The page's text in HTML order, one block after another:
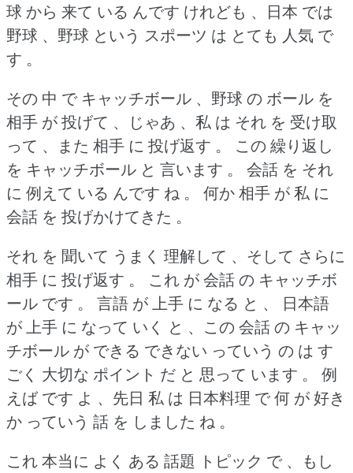
球 から 来て いる んです けれども 、日本 では
野球 、野球 という スポーツ は とても 人気 で
す 。
その 中 で キャッチボール 、野球 の ボール を
相手 が 投げて 、じゃあ 、私 は それ を 受け取
って 、また 相手 に 投げ返す 。
この 繰り返し
を キャッチボール と 言います 。
会話 を それ
に 例えて いる んです ね 。
何か 相手 が 私 に
会話 を 投げかけてきた 。
それ を 聞いて うまく 理解して 、そして さらに
相手 に 投げ返す 。
これ が 会話 の キャッチボ
ール です 。
言語 が 上手 に なる と 、 日本語
が 上手 に なって いく と 、この 会話 の キャッ
チボール が できる できない っていう の は す
ごく 大切な ポイント だ と 思って います 。
例
えば です よ 、先日 私 は 日本料理 で 何 が 好き
か っていう 話 を しました ね 。
これ 本当に よく ある 話題 トピック で 、もし